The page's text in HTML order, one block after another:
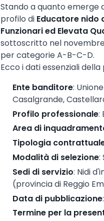
Stando a quanto emerge
profilo di Educatore nido
Funzionari ed Elevata
sottoscritto nel
per categorie A-B-C-D.
Ecco i dati essenziali
Ente banditore:
Casalgrande,
Profilo professionale:
Area di
Tipologia
Modalità di selezione:
Sedi di servizio: Nidi
(provincia di Reggio
Data di pubblicazione
Termine per la